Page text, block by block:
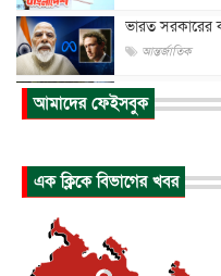
ভারত সরকারের
আন্তর্জাতিক
আকাশে ট্রাম্পের
আন্তর্জাতিক
আন্তর্জাতিক
আমাদের ফেইসবুক
এক ক্লিকে বিভাগের খবর